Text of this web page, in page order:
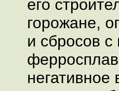
его
горожане,
и сбросов